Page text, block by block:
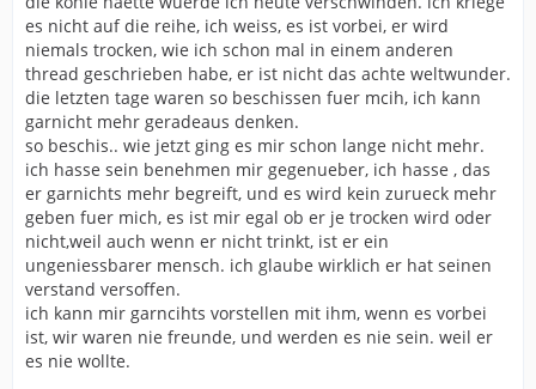
es nicht auf die reihe, ich weiss, es ist vorbei, er wird
niemals trocken, wie ich schon mal in einem anderen
thread geschrieben habe, er ist nicht das achte weltwunder.
die letzten tage waren so beschissen fuer mcih, ich kann
garnicht mehr geradeaus denken.
so beschis.. wie jetzt ging es mir schon lange nicht mehr.
ich hasse sein benehmen mir gegenueber, ich hasse , das
er garnichts mehr begreift, und es wird kein zurueck mehr
geben fuer mich, es ist mir egal ob er je trocken wird oder
nicht,weil auch wenn er nicht trinkt, ist er ein
ungeniessbarer mensch. ich glaube wirklich er hat seinen
verstand versoffen.
ich kann mir garncihts vorstellen mit ihm, wenn es vorbei
ist, wir waren nie freunde, und werden es nie sein. weil er
es nie wollte.